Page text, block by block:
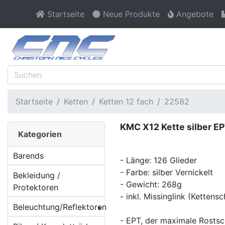
Startseite Neue Produkte Angebote
Startseite Ketten Ketten 12 fach 22582
KMC X12 Kette silber
- Länge: 126 Glieder
- Farbe: silber Vernickelt
- Gewicht: 268g
- inkl. Missinglink
- EPT, der maximale
Kategorien
Barends
Bekleidung /
Protektoren
Beleuchtung/Reflektoren